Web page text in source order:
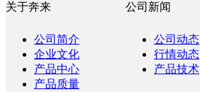
关于奔来
公司简介
企业文化
产品中心
产品质量
公司新闻
公司动态
行情动态
产品技术